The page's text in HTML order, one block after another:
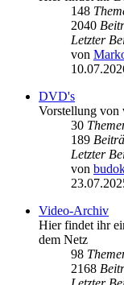
148
2040
Letzter
von
DVD's
Vorstellung von
30
189
Letzter
von
Video-Archiv
Hier findet ihr
dem Netz
98
2168